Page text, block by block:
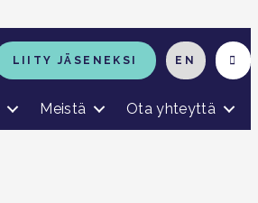
LIITY JÄSENEKSI EN
Meistä Ota yhteyttä